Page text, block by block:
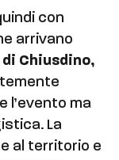
con
arrivano
Chiusdino,
l’evento ma
La
al territorio e